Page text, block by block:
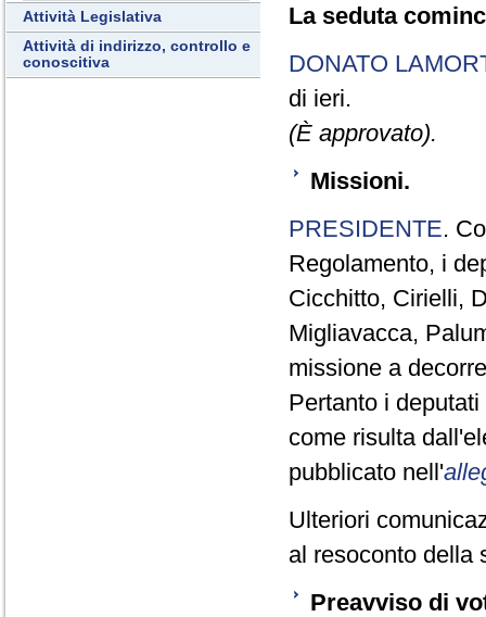
Attività Legislativa
Attività di indirizzo, controllo e
conoscitiva
La seduta
DONATO
di ieri.
(È approvato).
Missioni.
PRESIDENTE.
Regolamento, i
Cicchitto, Cirielli,
Migliavacca,
missione a
Pertanto i
come risulta
pubblicato nell'
Ulteriori
al resoconto della
Preavviso di